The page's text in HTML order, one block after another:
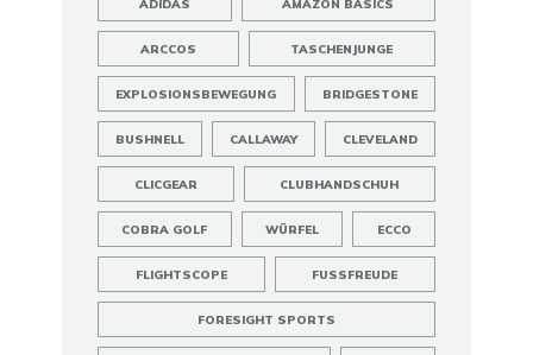
ADIDAS AMAZON BASICS
ARCCOS TASCHENJUNGE
EXPLOSIONSBEWEGUNG BRIDGESTONE
BUSHNELL CALLAWAY CLEVELAND
CLICGEAR CLUBHANDSCHUH
COBRA GOLF WÜRFEL ECCO
FLIGHTSCOPE FUSSFREUDE
FORESIGHT SPORTS